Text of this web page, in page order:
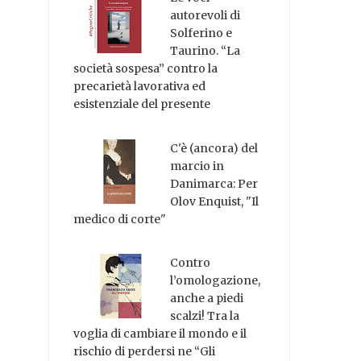
autorevoli di
Solferino e
Taurino. “La
società sospesa” contro la
precarietà lavorativa ed
esistenziale del presente
C'è (ancora) del
marcio in
Danimarca: Per
Olov Enquist, "Il
medico di corte"
Contro
l’omologazione,
anche a piedi
scalzi! Tra la
voglia di cambiare il mondo e il
rischio di perdersi ne “Gli